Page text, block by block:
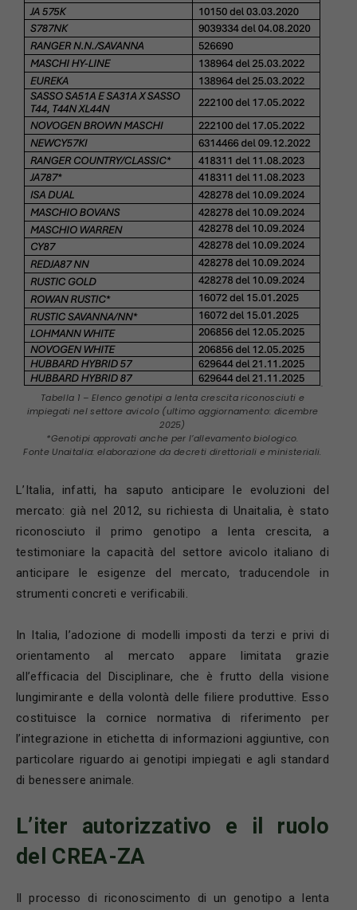
Tabella 1 – Elenco genotipi a lenta crescita riconosciuti e
impiegati nel settore avicolo (ultimo aggiornamento: dicembre
2025)
*Genotipi approvati anche per l’allevamento biologico.
Fonte Unaitalia: elaborazione da decreti direttoriali e ministeriali.
L’Italia, infatti, ha saputo anticipare le evoluzioni del
mercato: già nel 2012, su richiesta di Unaitalia, è stato
riconosciuto il primo genotipo a lenta crescita, a
testimoniare la capacità del settore avicolo italiano di
anticipare le esigenze del mercato, traducendole in
strumenti concreti e verificabili.
In Italia, l’adozione di modelli imposti da terzi e privi di
orientamento al mercato appare limitata grazie
all’efficacia del Disciplinare, che è frutto della visione
lungimirante e della volontà delle filiere produttive. Esso
costituisce la cornice normativa di riferimento per
l’integrazione in etichetta di informazioni aggiuntive, con
particolare riguardo ai genotipi impiegati e agli standard
di benessere animale.
L’iter autorizzativo e il ruolo
del CREA-ZA
Il processo di riconoscimento di un genotipo a lenta